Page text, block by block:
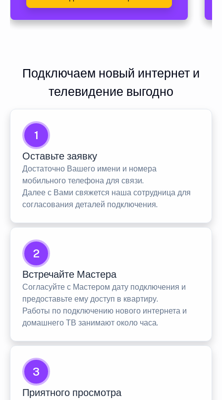
Подключаем новый интернет и
телевидение выгодно
1
Оставьте заявку
Достаточно Вашего имени и номера
мобильного телефона для связи.
Далее с Вами свяжется наша сотрудница для
согласования деталей подключения.
2
Встречайте Мастера
Согласуйте с Мастером дату подключения и
предоставьте ему доступ в квартиру.
Работы по подключению нового интернета и
домашнего ТВ занимают около часа.
3
Приятного просмотра